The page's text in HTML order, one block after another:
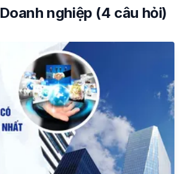
Doanh nghiệp (4 câu hỏi)